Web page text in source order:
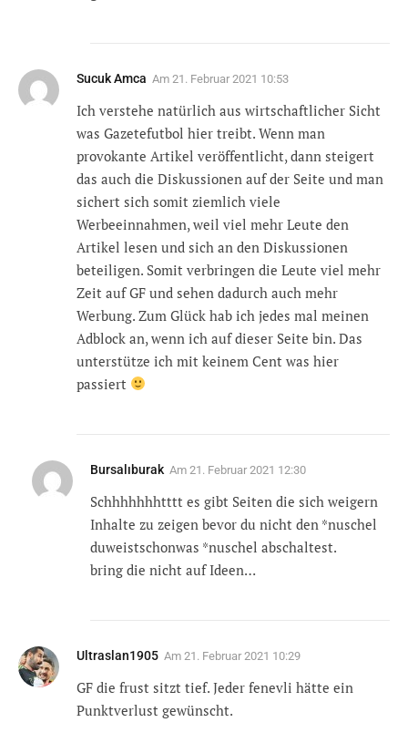
Sucuk Amca Am 21. Februar 2021 10:53
Ich verstehe natürlich aus wirtschaftlicher Sicht
was Gazetefutbol hier treibt. Wenn man
provokante Artikel veröffentlicht, dann steigert
das auch die Diskussionen auf der Seite und man
sichert sich somit ziemlich viele
Werbeeinnahmen, weil viel mehr Leute den
Artikel lesen und sich an den Diskussionen
beteiligen. Somit verbringen die Leute viel mehr
Zeit auf GF und sehen dadurch auch mehr
Werbung. Zum Glück hab ich jedes mal meinen
Adblock an, wenn ich auf dieser Seite bin. Das
unterstütze ich mit keinem Cent was hier
passiert
Bursalıburak Am 21. Februar 2021 12:30
Schhhhhhhtttt es gibt Seiten die sich weigern
Inhalte zu zeigen bevor du nicht den *nuschel
duweistschonwas *nuschel abschaltest.
bring die nicht auf Ideen…
Ultraslan1905 Am 21. Februar 2021 10:29
GF die frust sitzt tief. Jeder fenevli hätte ein
Punktverlust gewünscht.